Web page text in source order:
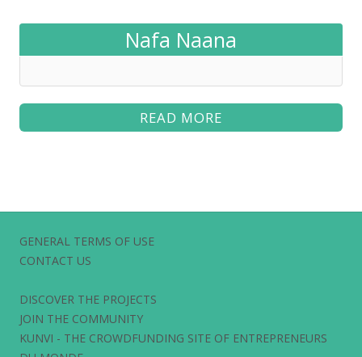
Nafa Naana
READ MORE
GENERAL TERMS OF USE
CONTACT US
DISCOVER THE PROJECTS
JOIN THE COMMUNITY
KUNVI - THE CROWDFUNDING SITE OF ENTREPRENEURS